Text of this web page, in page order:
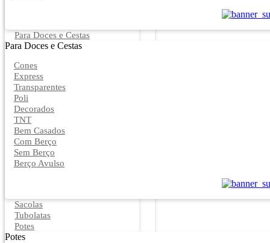
Para Doces e Cestas
Para Doces e Cestas
Cones
Express
Transparentes
Poli
Decorados
TNT
Bem Casados
Com Berço
Sem Berço
Berço Avulso
Sacolas
Tubolatas
Potes
Potes